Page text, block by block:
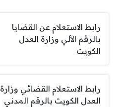
رابط الاستعلام عن القضايا
بالرقم الآلي وزارة العدل
الكويت
رابط الاستعلام القضائي وزارة
العدل الكويت بالرقم المدني